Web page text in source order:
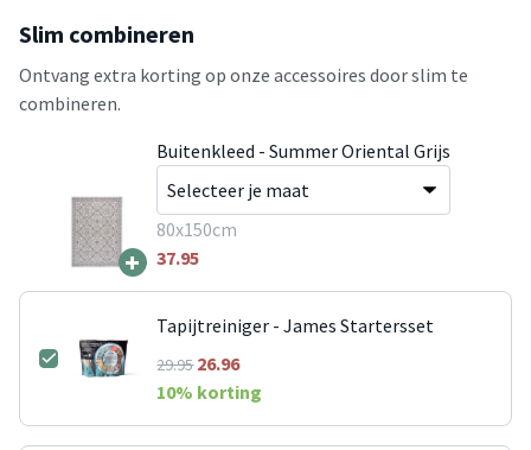
Slim combineren
Ontvang extra korting op onze accessoires door slim te
combineren.
+
Buitenkleed - Summer Oriental Grijs
80x150cm
37.95
Tapijtreiniger - James Startersset
29.9526.96
10% korting